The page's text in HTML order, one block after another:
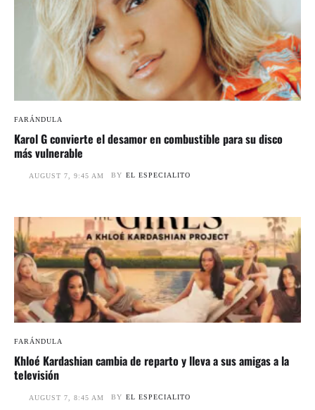
FARÁNDULA
Karol G convierte el desamor en combustible para su disco
más vulnerable
AUGUST 7, 9:45 AM BY EL ESPECIALITO
FARÁNDULA
Khloé Kardashian cambia de reparto y lleva a sus amigas a la
televisión
AUGUST 7, 8:45 AM BY EL ESPECIALITO